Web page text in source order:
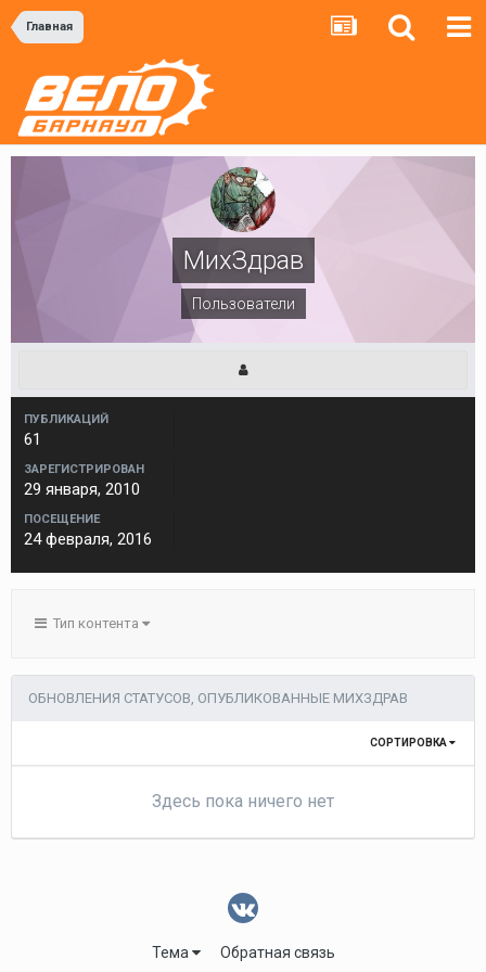
Главная
МихЗдрав
Пользователи
ПУБЛИКАЦИЙ
61
ЗАРЕГИСТРИРОВАН
29 января, 2010
ПОСЕЩЕНИЕ
24 февраля, 2016
Тип контента
ОБНОВЛЕНИЯ СТАТУСОВ, ОПУБЛИКОВАННЫЕ МИХЗДРАВ
СОРТИРОВКА
Здесь пока ничего нет
Тема Обратная связь